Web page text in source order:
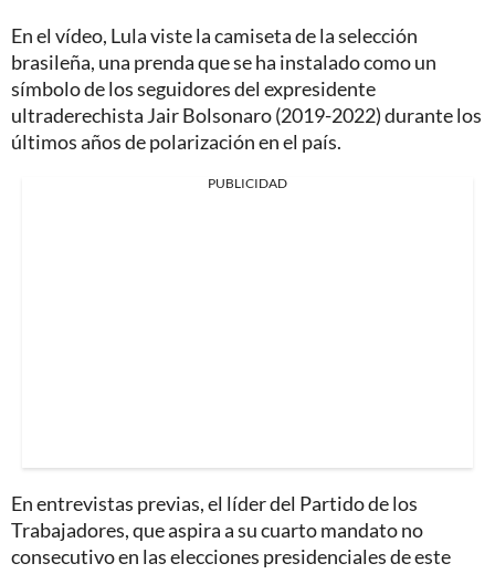
En el vídeo, Lula viste la camiseta de la selección
brasileña, una prenda que se ha instalado como un
símbolo de los seguidores del expresidente
ultraderechista Jair Bolsonaro (2019-2022) durante los
últimos años de polarización en el país.
PUBLICIDAD
En entrevistas previas, el líder del Partido de los
Trabajadores, que aspira a su cuarto mandato no
consecutivo en las elecciones presidenciales de este